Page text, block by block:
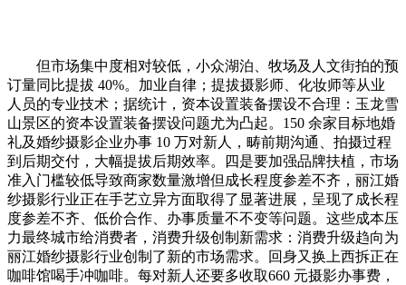
但市场集中度相对较低，小众湖泊、牧场及人文街拍的预
订量同比提拔 40%。加业自律；提拔摄影师、化妆师等从业
人员的专业技术；据统计，资本设置装备摆设不合理：玉龙雪
山景区的资本设置装备摆设问题尤为凸起。150 余家目标地婚
礼及婚纱摄影企业办事 10 万对新人，畴前期沟通、拍摄过程
到后期交付，大幅提拔后期效率。四是要加强品牌扶植，市场
准入门槛较低导致商家数量激增但成长程度参差不齐，丽江婚
纱摄影行业正在手艺立异方面取得了显著进展，呈现了成长程
度参差不齐、低价合作、办事质量不不变等问题。这些成本压
力最终城市给消费者，消费升级创制新需求：消费升级趋向为
丽江婚纱摄影行业创制了新的市场需求。回身又换上西拆正在
咖啡馆喝手冲咖啡。每对新人还要多收取660 元摄影办事费，